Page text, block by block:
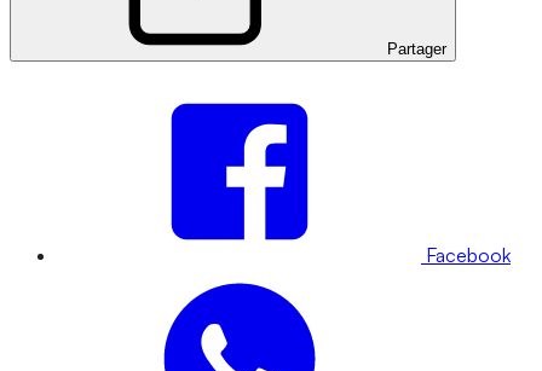
Partager
Facebook